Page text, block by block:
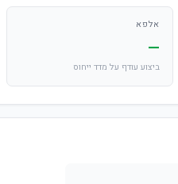
אלפא
—
ביצוע עודף על מדד ייחוס